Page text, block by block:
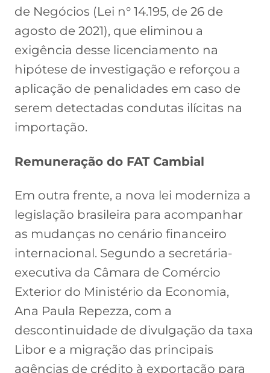
de Negócios (Lei n° 14.195, de 26 de
agosto de 2021), que eliminou a
exigência desse licenciamento na
hipótese de investigação e reforçou a
aplicação de penalidades em caso de
serem detectadas condutas ilícitas na
importação.
Remuneração do FAT Cambial
Em outra frente, a nova lei moderniza a
legislação brasileira para acompanhar
as mudanças no cenário financeiro
internacional. Segundo a secretária-
executiva da Câmara de Comércio
Exterior do Ministério da Economia,
Ana Paula Repezza, com a
descontinuidade de divulgação da taxa
Libor e a migração das principais
agências de crédito à exportação para